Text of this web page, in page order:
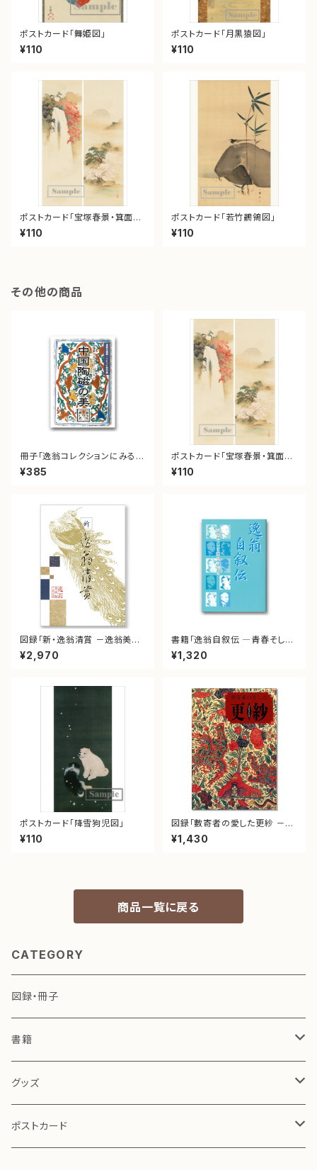
ポストカード「舞姫図」
¥110
ポストカード「月黒猿図」
¥110
ポストカード「宝塚春景・箕面秋
景図」
¥110
ポストカード「若竹鶺鴒図」
¥110
その他の商品
冊子「逸翁コレクションにみる
中国陶磁の美」
¥385
ポストカード「宝塚春景・箕面秋
景図」
¥110
図録「新・逸翁清賞 －逸翁美術
館名品図録－」
¥2,970
書籍「逸翁自叙伝 ―青春そして
阪急を語るー」
¥1,320
ポストカード「降雪狗児図」
¥110
図録「數寄者の愛した更紗 －そ
の色とかたち－」
¥1,430
商品一覧に戻る
CATEGORY
図録・冊子
書籍
小林一三 関連
演劇・役者絵 関連
グッズ
文具
ポストカード